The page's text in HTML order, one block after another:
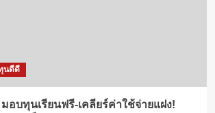
นดีดี
บทุนเรียนฟรี-เคลียร์ค่าใช้จ่ายแฝง!